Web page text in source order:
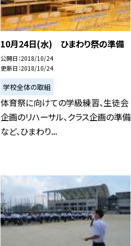
10月24日(水) ひまわり祭の準備
公開日 2018/10/24
更新日 2018/10/24
学校全体の取組
体育祭に向けての学級練習、生徒会
企画のリハーサル、クラス企画の準備
など、ひまわり...